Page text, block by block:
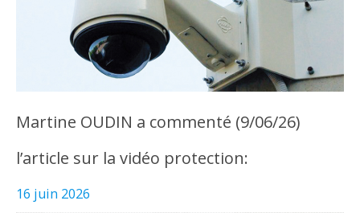
Martine OUDIN a commenté (9/06/26)
l’article sur la vidéo protection:
16 juin 2026